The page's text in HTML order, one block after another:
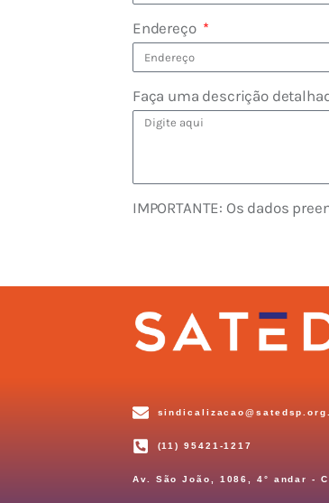
Endereço
Faça uma descrição
IMPORTANTE: Os dados
(11) 95421-1217
Av. São João, 1086, 4° andar -